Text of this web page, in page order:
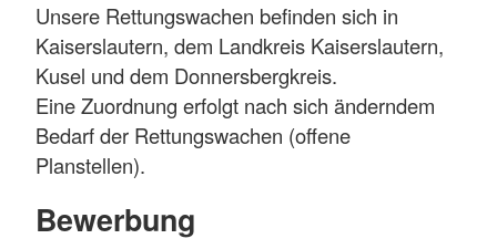
Unsere Rettungswachen befinden sich in
Kaiserslautern, dem Landkreis Kaiserslautern,
Kusel und dem Donnersbergkreis.
Eine Zuordnung erfolgt nach sich änderndem
Bedarf der Rettungswachen (offene
Planstellen).
Bewerbung